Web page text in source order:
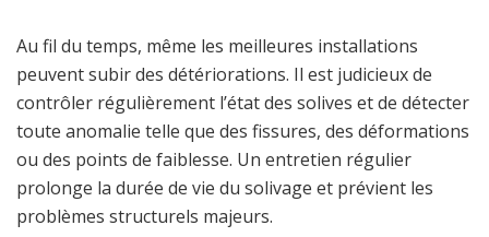
Au fil du temps, même les meilleures installations
peuvent subir des détériorations. Il est judicieux de
contrôler régulièrement l’état des solives et de détecter
toute anomalie telle que des fissures, des déformations
ou des points de faiblesse. Un entretien régulier
prolonge la durée de vie du solivage et prévient les
problèmes structurels majeurs.